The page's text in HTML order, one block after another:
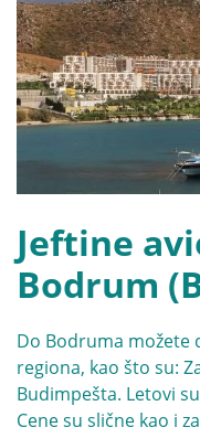
Jeftine
Bodrum
Do Bodruma možete
regiona, kao što su:
Budimpešta. Letovi
Cene su slične kao i